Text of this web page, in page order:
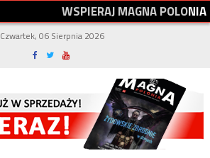
WSPIERAJMAGNAPOLONIA
Czwartek, 06 Sierpnia 2026